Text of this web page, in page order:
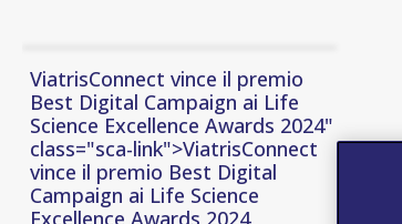
ViatrisConnect vince il premio
Best Digital Campaign ai Life
Science Excellence Awards 2024"
class="sca-link">ViatrisConnect
vince il premio Best Digital
Campaign ai Life Science
Excellence Awards 2024